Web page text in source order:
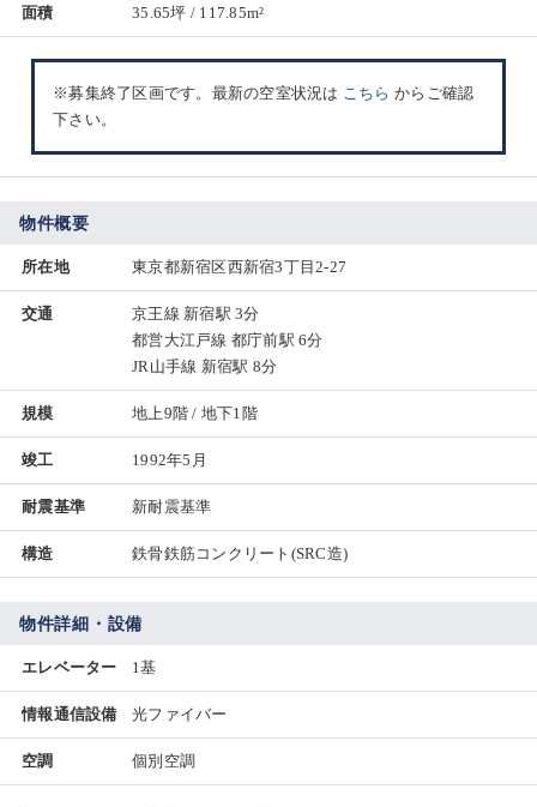
面積 35.65坪 / 117.85m²
※募集終了区画です。最新の空室状況は こちら からご確認
下さい。
物件概要
所在地 東京都新宿区西新宿3丁目2-27
交通
京王線 新宿駅 3分
都営大江戸線 都庁前駅 6分
JR山手線 新宿駅 8分
規模 地上9階 / 地下1階
竣工 1992年5月
耐震基準 新耐震基準
構造 鉄骨鉄筋コンクリート(SRC造)
物件詳細・設備
エレベーター 1基
情報通信設備 光ファイバー
空調 個別空調